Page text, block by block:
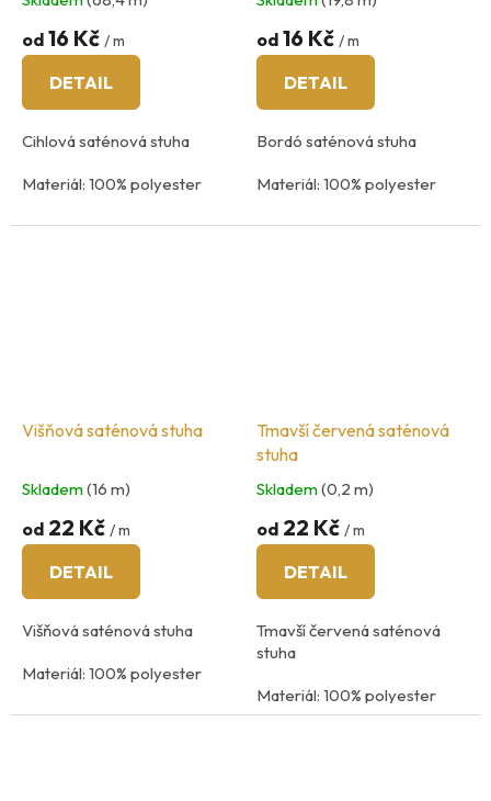
od 16 Kč / m
DETAIL
Cihlová saténová stuha
Materiál: 100% polyester
praní na 40°C
od 16 Kč / m
DETAIL
Bordó saténová stuha
Materiál: 100% polyester
praní na 40°C
Višňová saténová stuha
Skladem(16 m)
od 22 Kč / m
DETAIL
Višňová saténová stuha
Materiál: 100% polyester
praní na 40°C
Tmavší červená saténová
stuha
Skladem(0,2 m)
od 22 Kč / m
DETAIL
Tmavší červená saténová
stuha
Materiál: 100% polyester